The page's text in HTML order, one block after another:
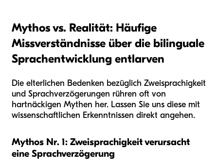
Mythos vs. Realität: Häufige
Missverständnisse über die bilinguale
Sprachentwicklung entlarven
Die elterlichen Bedenken bezüglich Zweisprachigkeit
und Sprachverzögerungen rühren oft von
hartnäckigen Mythen her. Lassen Sie uns diese mit
wissenschaftlichen Erkenntnissen direkt angehen.
Mythos Nr. 1: Zweisprachigkeit verursacht
eine Sprachverzögerung